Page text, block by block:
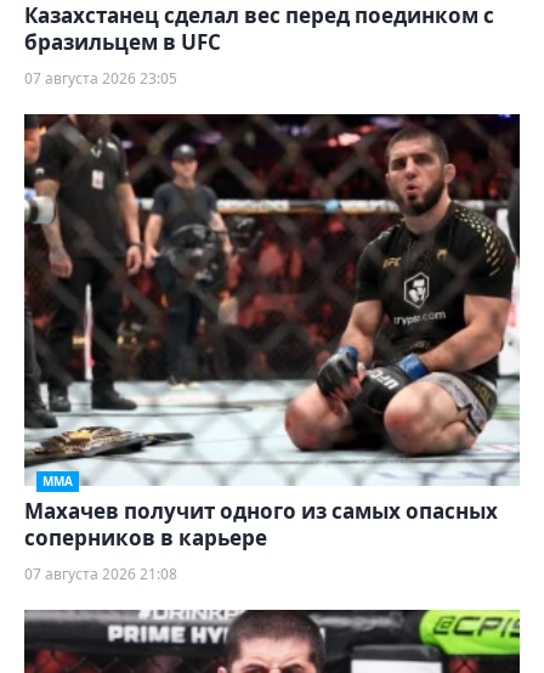
Казахстанец сделал вес перед поединком с
бразильцем в UFC
07 августа 2026 23:05
ММА
Махачев получит одного из самых опасных
соперников в карьере
07 августа 2026 21:08